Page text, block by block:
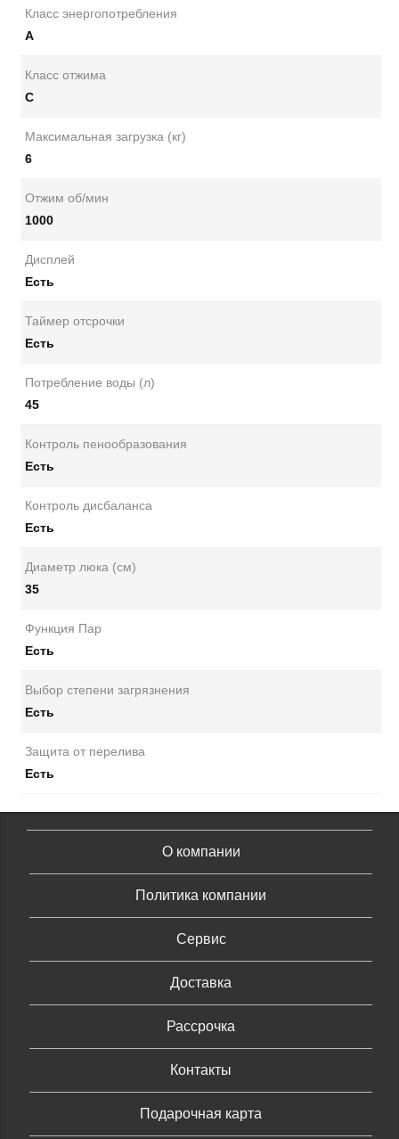
Класс энергопотребления
A
Класс отжима
C
Максимальная загрузка (кг)
6
Отжим об/мин
1000
Дисплей
Есть
Таймер отсрочки
Есть
Потребление воды (л)
45
Контроль пенообразования
Есть
Контроль дисбаланса
Есть
Диаметр люка (см)
35
Функция Пар
Есть
Выбор степени загрязнения
Есть
Защита от перелива
Есть
О компании
Политика компании
Сервис
Доставка
Рассрочка
Контакты
Подарочная карта